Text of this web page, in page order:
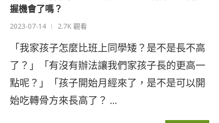
握機會了嗎？
2023-07-14 2.7K 觀看
「我家孩子怎麼比班上同學矮？是不是長不高
了？」「有沒有辦法讓我們家孩子長的更高一
點呢？」「孩子開始月經來了，是不是可以開
始吃轉骨方來長高了？ …